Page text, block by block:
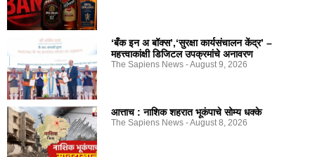
‘बँक इन अ बॉक्स’,‘सुरक्षा कार्यसंचालन केंद्र’ –
महत्त्वाकांक्षी डिजिटल उपक्रमांचे अनावरण
The Sapiens News August 9, 2026
आत्ताच : नाशिक शहरात भूकंपाचे सोम्य धक्के
The Sapiens News August 8, 2026